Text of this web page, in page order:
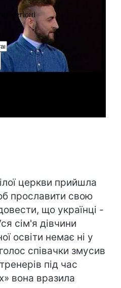
церкви прийшла
прославити свою
що українці -
сім'я дівчини
освіти немає ні у
співачки змусив
під час
вона вразила